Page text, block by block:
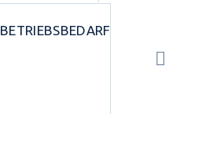
BETRIEBSBEDARF